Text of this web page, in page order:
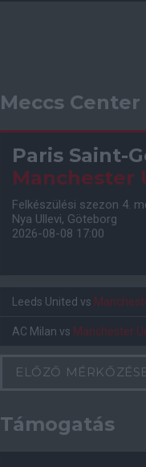
Meccs Center
Paris Saint-
Manchester
Felkészülési szezon 4.
Nya Ullevi, Göteborg
2026-08-08 17:00
Leeds United vs
AC Milan vs Manchester
ELŐZŐ
Támogatás